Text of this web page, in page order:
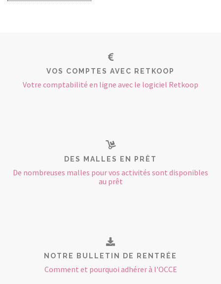
VOS COMPTES AVEC RETKOOP
Votre comptabilité en ligne avec le logiciel Retkoop
DES MALLES EN PRÊT
De nombreuses malles pour vos activités sont disponibles
au prêt
NOTRE BULLETIN DE RENTRÉE
Comment et pourquoi adhérer à l'OCCE